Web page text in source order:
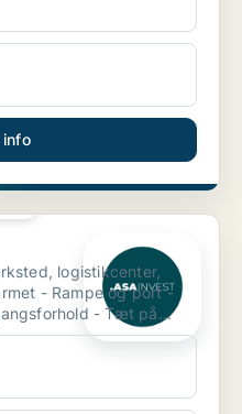
info
logistikcenter,
- Rampe og port -
- Tæt på...